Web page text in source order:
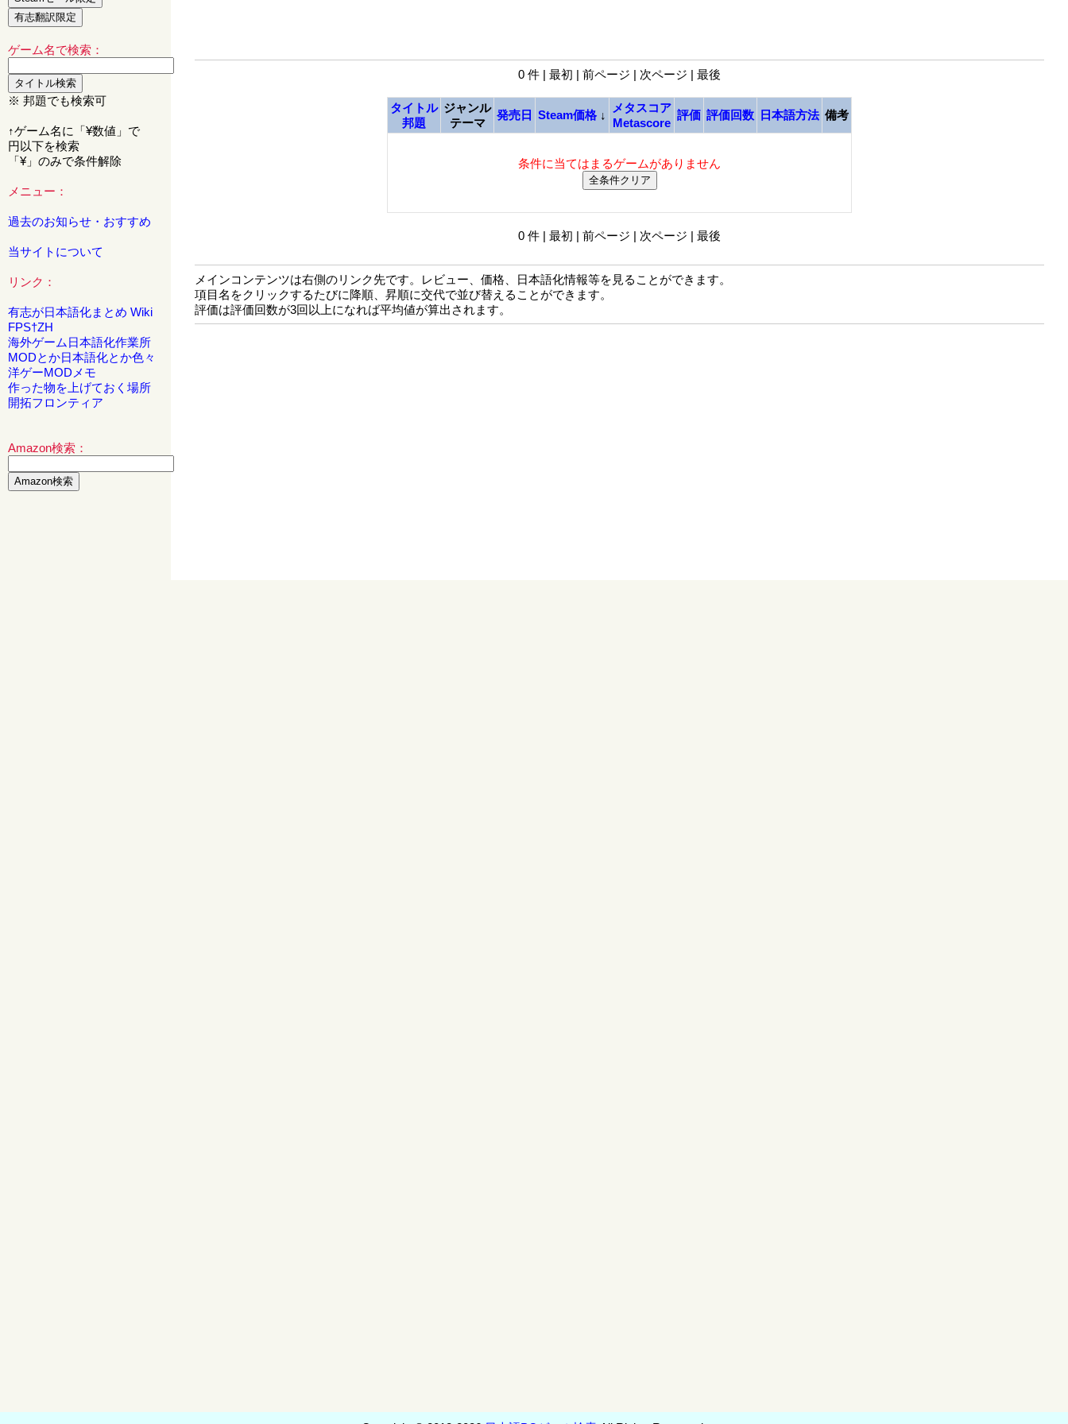
ゲーム名で検索：
※ 邦題でも検索可
↑ゲーム名に「¥数値」で
円以下を検索
「¥」のみで条件解除
メニュー：
過去のお知らせ・おすすめ
当サイトについて
リンク：
有志が日本語化まとめ Wiki
FPS†ZH
海外ゲーム日本語化作業所
MODとか日本語化とか色々
洋ゲーMODメモ
作った物を上げておく場所
開拓フロンティア
Amazon検索：
0 件 | 最初 | 前ページ | 次ページ | 最後
タイトル
邦題
ジャンル
テーマ
発売日 Steam価格 ↓
メタスコア
Metascore
評価 評価回数 日本語方法 備考
条件に当てはまるゲームがありません
0 件 | 最初 | 前ページ | 次ページ | 最後
メインコンテンツは右側のリンク先です。レビュー、価格、日本語化情報等を見ることができます。
項目名をクリックするたびに降順、昇順に交代で並び替えることができます。
評価は評価回数が3回以上になれば平均値が算出されます。